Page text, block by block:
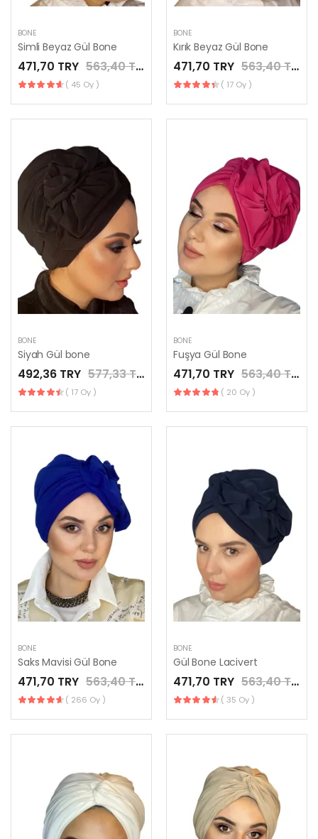
BONE
Simli Beyaz Gül Bone
471,70 TRY 563,40 TRY
( 45 Oy )
BONE
Kırık Beyaz Gül Bone
471,70 TRY 563,40 TRY
( 17 Oy )
BONE
Siyah Gül bone
492,36 TRY 577,33 TRY
( 17 Oy )
BONE
Fuşya Gül Bone
471,70 TRY 563,40 TRY
( 20 Oy )
BONE
Saks Mavisi Gül Bone
471,70 TRY 563,40 TRY
( 266 Oy )
BONE
Gül Bone Lacivert
471,70 TRY 563,40 TRY
( 35 Oy )